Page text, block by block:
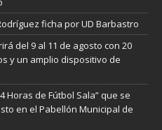
ficha por UD Barbastro
del 9 al 11 de agosto con 20
y un amplio dispositivo de
Horas de Fútbol Sala” que se
en el Pabellón Municipal de